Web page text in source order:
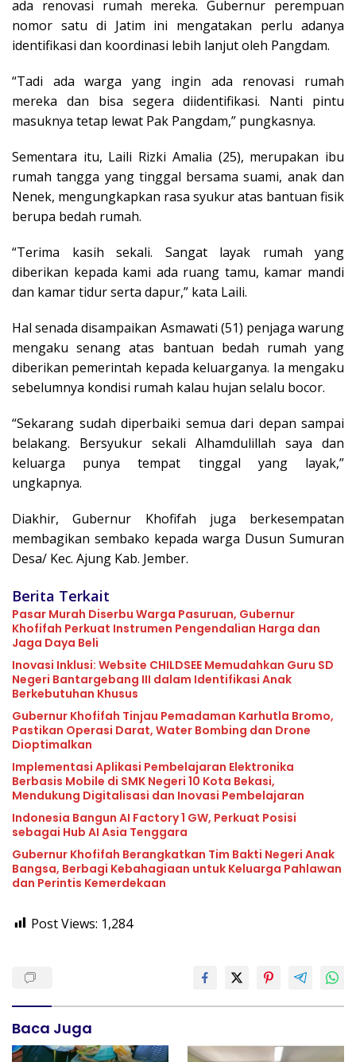
ada renovasi rumah mereka. Gubernur perempuan
nomor satu di Jatim ini mengatakan perlu adanya
identifikasi dan koordinasi lebih lanjut oleh Pangdam.
“Tadi ada warga yang ingin ada renovasi rumah
mereka dan bisa segera diidentifikasi. Nanti pintu
masuknya tetap lewat Pak Pangdam,” pungkasnya.
Sementara itu, Laili Rizki Amalia (25), merupakan ibu
rumah tangga yang tinggal bersama suami, anak dan
Nenek, mengungkapkan rasa syukur atas bantuan fisik
berupa bedah rumah.
“Terima kasih sekali. Sangat layak rumah yang
diberikan kepada kami ada ruang tamu, kamar mandi
dan kamar tidur serta dapur,” kata Laili.
Hal senada disampaikan Asmawati (51) penjaga warung
mengaku senang atas bantuan bedah rumah yang
diberikan pemerintah kepada keluarganya. Ia mengaku
sebelumnya kondisi rumah kalau hujan selalu bocor.
“Sekarang sudah diperbaiki semua dari depan sampai
belakang. Bersyukur sekali Alhamdulillah saya dan
keluarga punya tempat tinggal yang layak,”
ungkapnya.
Diakhir, Gubernur Khofifah juga berkesempatan
membagikan sembako kepada warga Dusun Sumuran
Desa/ Kec. Ajung Kab. Jember.
Berita Terkait
Pasar Murah Diserbu Warga Pasuruan, Gubernur
Khofifah Perkuat Instrumen Pengendalian Harga dan
Jaga Daya Beli
Inovasi Inklusi: Website CHILDSEE Memudahkan Guru SD
Negeri Bantargebang III dalam Identifikasi Anak
Berkebutuhan Khusus
Gubernur Khofifah Tinjau Pemadaman Karhutla Bromo,
Pastikan Operasi Darat, Water Bombing dan Drone
Dioptimalkan
Implementasi Aplikasi Pembelajaran Elektronika
Berbasis Mobile di SMK Negeri 10 Kota Bekasi,
Mendukung Digitalisasi dan Inovasi Pembelajaran
Indonesia Bangun AI Factory 1 GW, Perkuat Posisi
sebagai Hub AI Asia Tenggara
Gubernur Khofifah Berangkatkan Tim Bakti Negeri Anak
Bangsa, Berbagi Kebahagiaan untuk Keluarga Pahlawan
dan Perintis Kemerdekaan
Post Views: 1,284
Baca Juga